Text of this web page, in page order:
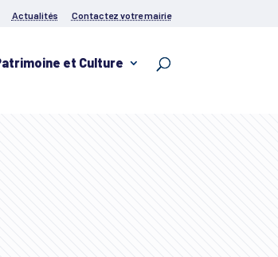
Actualités Contactez votre mairie
et Culture